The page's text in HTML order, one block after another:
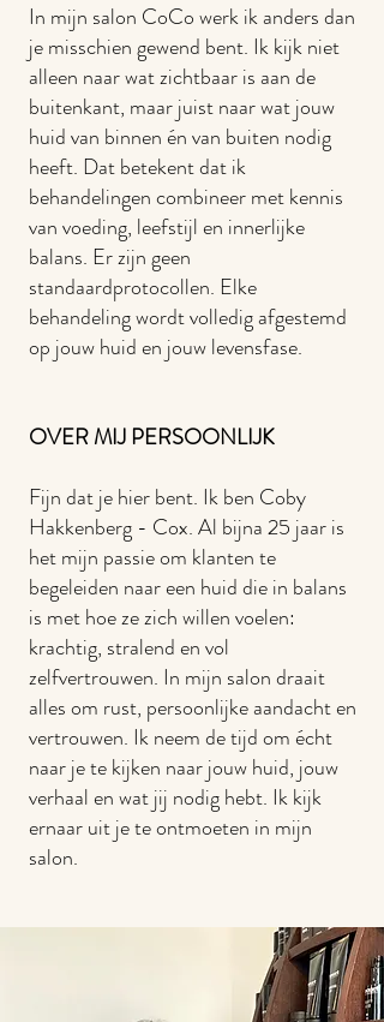
In mijn salon CoCo werk ik anders dan
je misschien gewend bent. Ik kijk niet
alleen naar wat zichtbaar is aan de
buitenkant, maar juist naar wat jouw
huid van binnen én van buiten nodig
heeft. Dat betekent dat ik
behandelingen combineer met kennis
van voeding, leefstijl en innerlijke
balans. Er zijn geen
standaardprotocollen. Elke
behandeling wordt volledig afgestemd
op jouw huid en jouw levensfase.
OVER MIJ PERSOONLIJK
Fijn dat je hier bent. Ik ben Coby
Hakkenberg - Cox. Al bijna 25 jaar is
het mijn passie om klanten te
begeleiden naar een huid die in balans
is met hoe ze zich willen voelen:
krachtig, stralend en vol
zelfvertrouwen. In mijn salon draait
alles om rust, persoonlijke aandacht en
vertrouwen. Ik neem de tijd om écht
naar je te kijken naar jouw huid, jouw
verhaal en wat jij nodig hebt. Ik kijk
ernaar uit je te ontmoeten in mijn
salon.